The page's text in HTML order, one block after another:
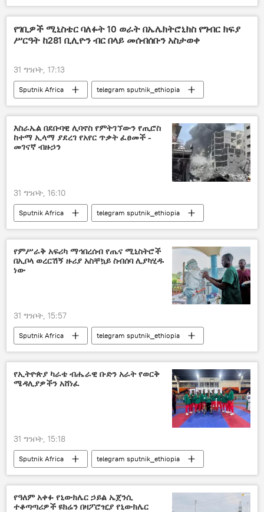
የገቢዎች ሚኒስቴር ባለፉት 10 ወራት በኤሌክትሮኒክስ የግብር ክፍያ
ሥርዓት ከ281 ቢሊዮን ብር በላይ መሰብሰቡን አስታወቀ
31 ግንቦት, 17:13
Sputnik Africa telegram sputnik_ethiopia
እስራኤል በደቡባዊ ሊባኖስ የምትገኘውን የጢሮስ
ከተማ ኢላማ ያደረገ የአየር ጥቃት ፈፀመች -
መገናኛ ብዙኃን
31 ግንቦት, 16:10
Sputnik Africa telegram sputnik_ethiopia
የምሥራቅ አፍሪካ ማኅበረሰብ የጤና ሚኒስትሮች
በኢቦላ ወረርሽኝ ዙሪያ አስቸኳይ ስብሰባ ሊያካሂዱ
ነው
31 ግንቦት, 15:57
Sputnik Africa telegram sputnik_ethiopia
የኢትዮጵያ ካራቴ ብሔራዊ ቡድን አራት የወርቅ
ሜዳሊያዎችን አሸነፈ
31 ግንቦት, 15:18
Sputnik Africa telegram sputnik_ethiopia
የዓለም አቀፉ የኒውክሌር ኃይል ኤጀንሲ
ተቆጣጣሪዎች ዩክሬን በዛፖሮዢያ የኒውክሌር